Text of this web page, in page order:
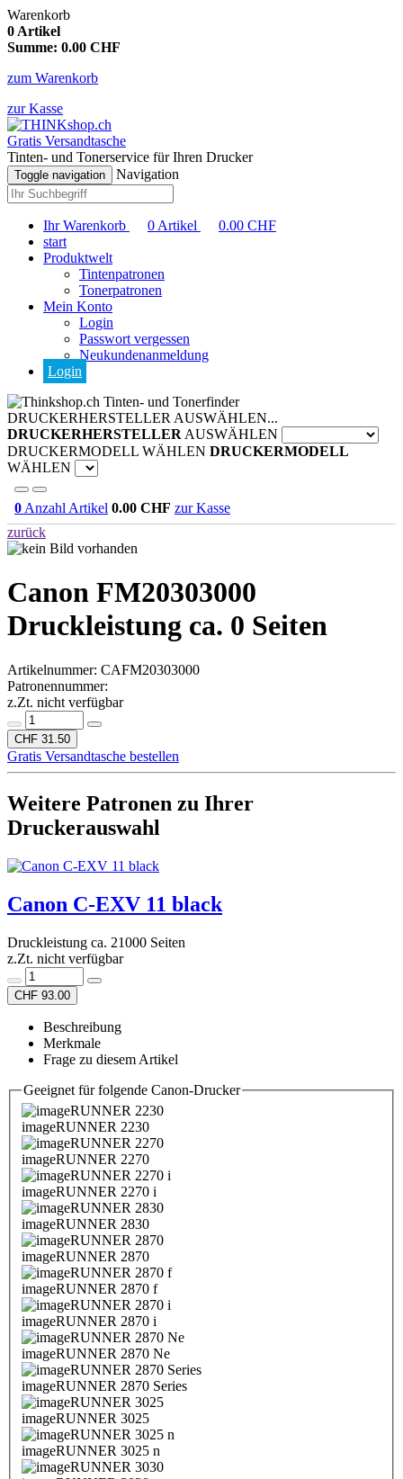
Warenkorb
0 Artikel
Summe: 0.00 CHF
zum Warenkorb
zur Kasse
Gratis Versandtasche
Tinten- und Tonerservice für Ihren Drucker
Toggle navigation Navigation
Ihr Warenkorb 0 Artikel 0.00 CHF
start
Produktwelt
Tintenpatronen
Tonerpatronen
Mein Konto
Login
Passwort vergessen
Neukundenanmeldung
Login
Tinten- und Tonerfinder
DRUCKERHERSTELLER AUSWÄHLEN...
DRUCKERHERSTELLER AUSWÄHLEN
DRUCKERMODELL WÄHLEN DRUCKERMODELL
WÄHLEN
0 Anzahl Artikel 0.00 CHF zur Kasse
zurück
Canon FM20303000
Druckleistung ca. 0 Seiten
Artikelnummer: CAFM20303000
Patronennummer:
z.Zt. nicht verfügbar
CHF 31.50
Gratis Versandtasche bestellen
Weitere Patronen zu Ihrer
Druckerauswahl
Canon C-EXV 11 black
Druckleistung ca. 21000 Seiten
z.Zt. nicht verfügbar
CHF 93.00
Beschreibung
Merkmale
Frage zu diesem Artikel
Geeignet für folgende Canon-Drucker
imageRUNNER 2230
imageRUNNER 2270
imageRUNNER 2270 i
imageRUNNER 2830
imageRUNNER 2870
imageRUNNER 2870 f
imageRUNNER 2870 i
imageRUNNER 2870 Ne
imageRUNNER 2870 Series
imageRUNNER 3025
imageRUNNER 3025 n